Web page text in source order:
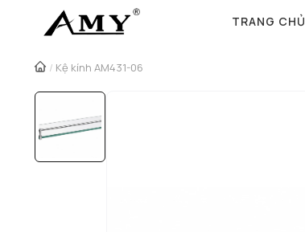
TRANG CHỦ
/ Kệ kính AM431-06